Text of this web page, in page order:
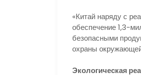
«Китай наряду с
обеспечение 1,3-
безопасными
охраны
Экологическая